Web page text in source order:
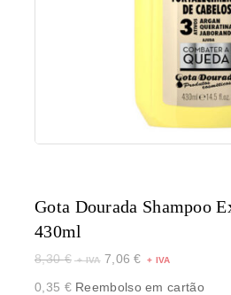
Gota Dourada Shampoo
430ml
8,30€ 7,06€
0,35 €Reembolso em cartão